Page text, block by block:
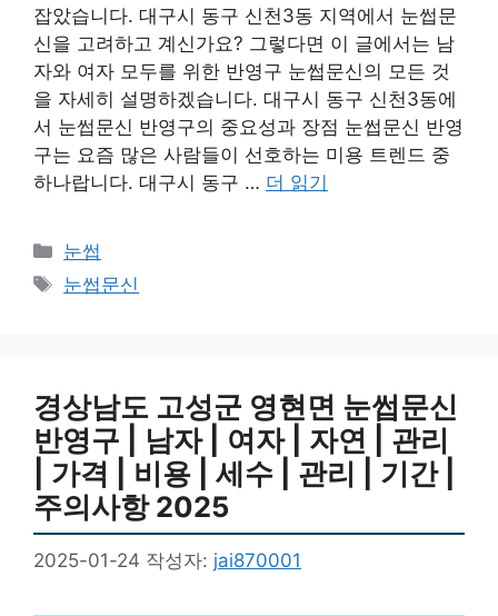
잡았습니다. 대구시 동구 신천3동 지역에서 눈썹문
신을 고려하고 계신가요? 그렇다면 이 글에서는 남
자와 여자 모두를 위한 반영구 눈썹문신의 모든 것
을 자세히 설명하겠습니다. 대구시 동구 신천3동에
서 눈썹문신 반영구의 중요성과 장점 눈썹문신 반영
구는 요즘 많은 사람들이 선호하는 미용 트렌드 중
하나랍니다. 대구시 동구 … 더 읽기
카
테
눈썹
태
눈썹문신
경상남도 고성군 영현면 눈썹문신
반영구 | 남자 | 여자 | 자연 | 관리
| 가격 | 비용 | 세수 | 관리 | 기간 |
주의사항 2025
2025-01-24 작성자: jai870001